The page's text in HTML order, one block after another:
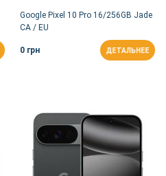
Google Pixel 10 Pro 16/256GB Jade
CA / EU
0 грн ДЕТАЛЬНЕЕ